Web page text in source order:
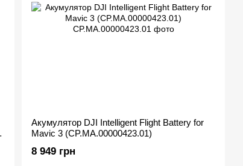
Акумулятор DJI Intelligent Flight Battery for
Mavic 3 (CP.MA.00000423.01)
8 949 грн